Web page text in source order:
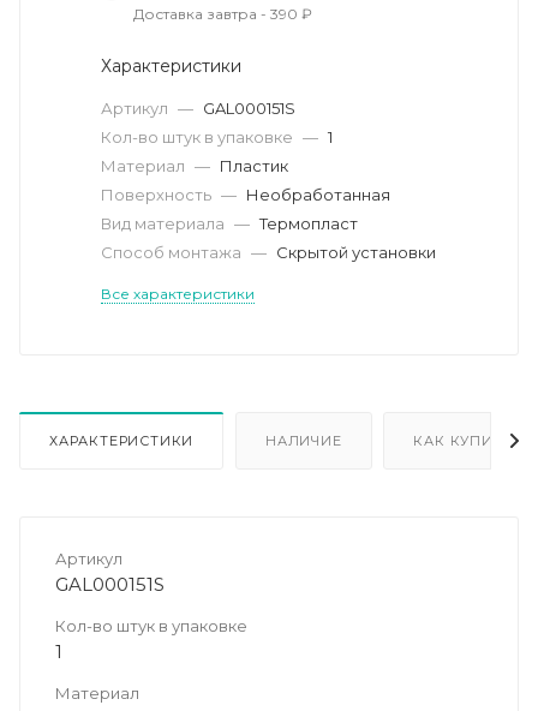
Доставка завтра - 390 ₽
Характеристики
Артикул — GAL000151S
Кол-во штук в упаковке — 1
Материал — Пластик
Поверхность — Необработанная
Вид материала — Термопласт
Способ монтажа — Скрытой установки
Все характеристики
ХАРАКТЕРИСТИКИ НАЛИЧИЕ КАК КУПИТЬ
Артикул
GAL000151S
Кол-во штук в упаковке
1
Материал